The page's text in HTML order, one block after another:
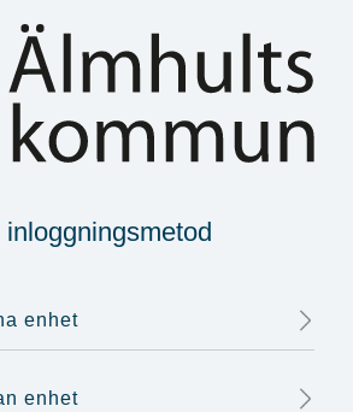
inloggningsmetod
enhet
enhet